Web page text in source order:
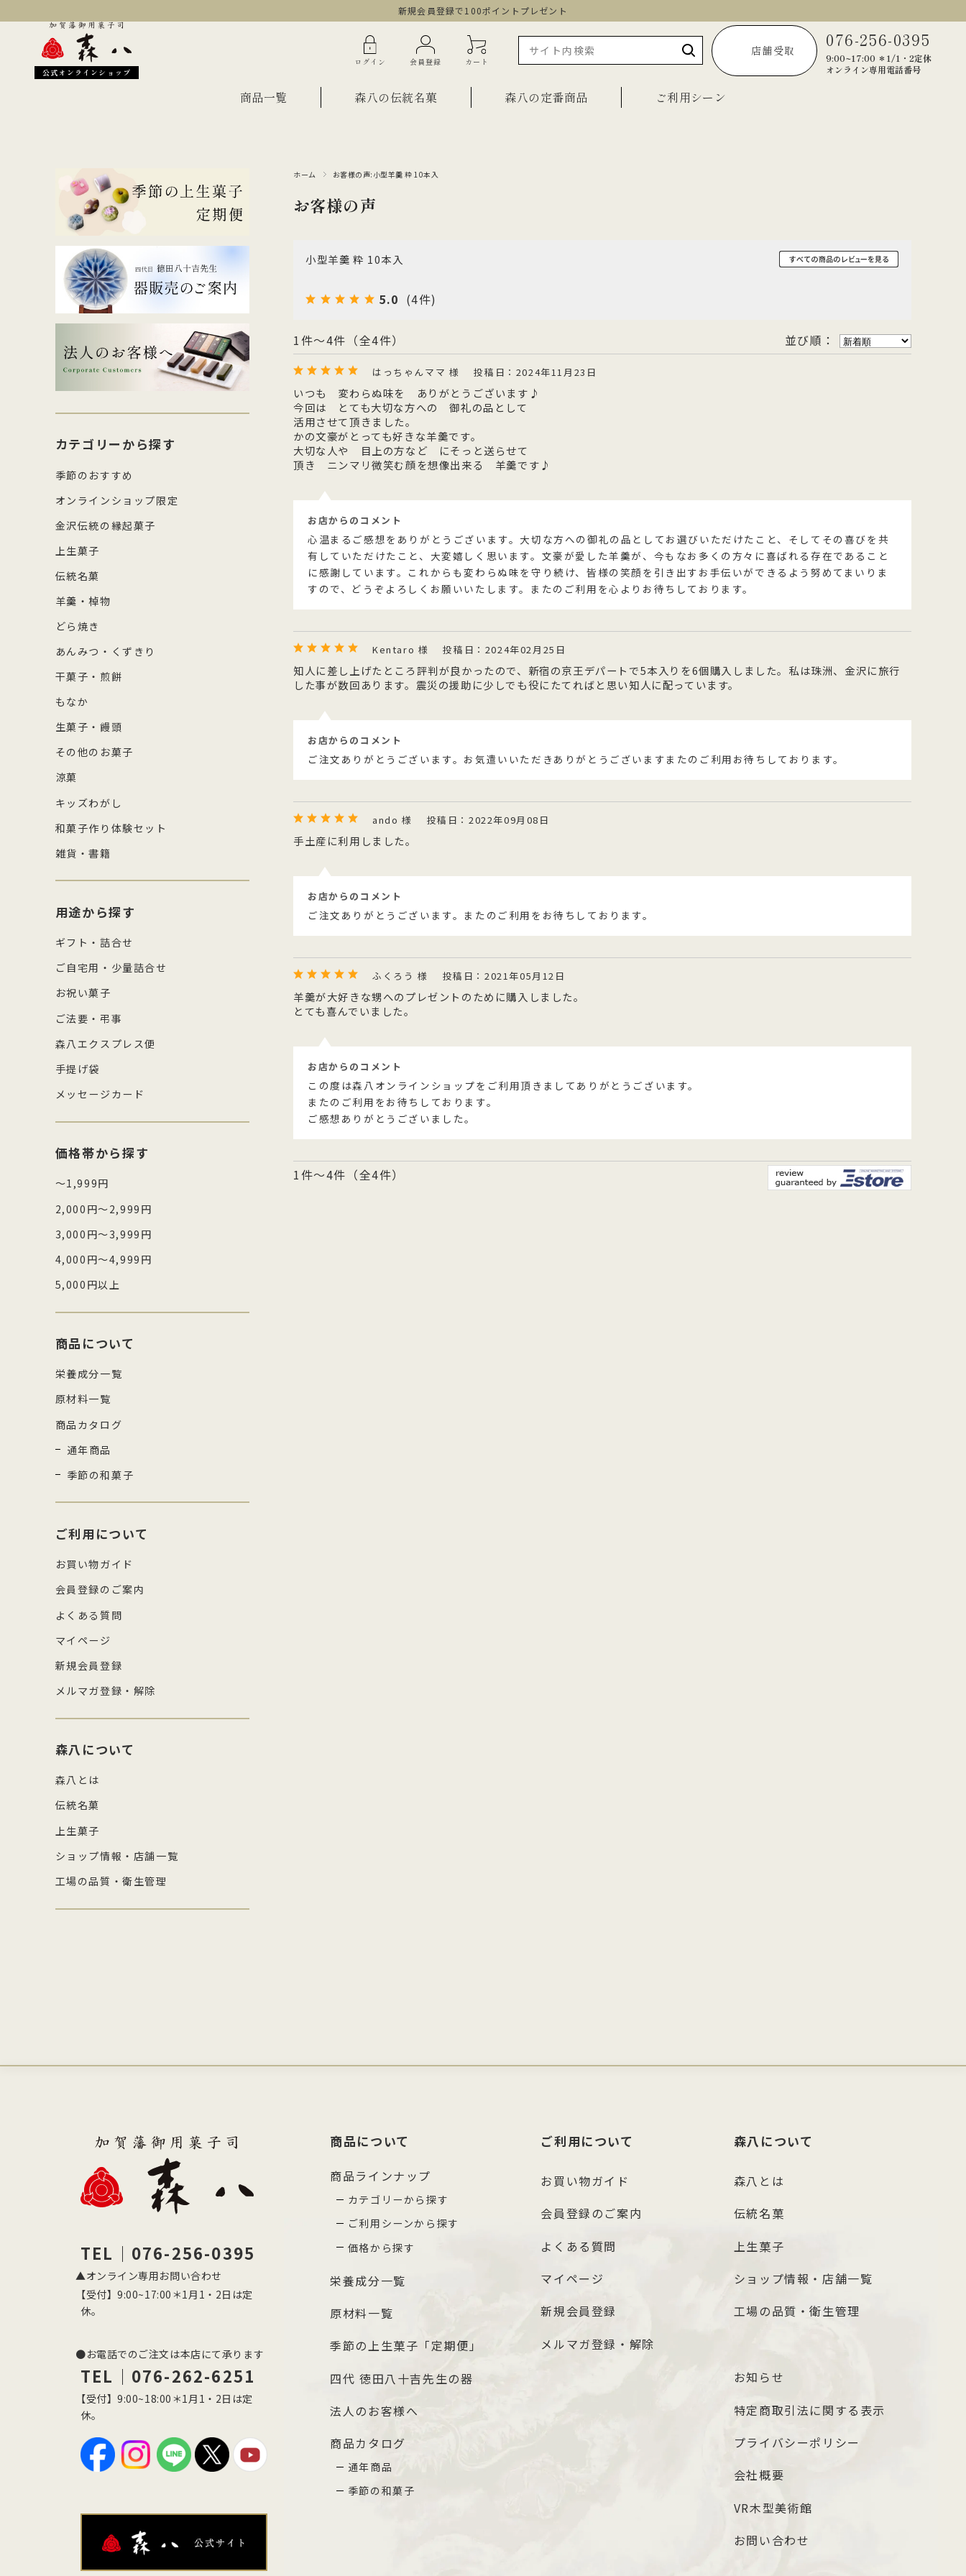
新規会員登録で100ポイントプレゼント
公式オンラインショップ
ログイン 会員登録 カート
店舗受取
076-256-0395
9:00~17:00 ＊1/1・2定休
オンライン専用電話番号
商品一覧
季節のおすすめ
金沢伝統の縁起菓子
上生菓子
伝統名菓
どら焼き
もなか
生菓子・饅頭
涼菓
キッズわがし
和菓子作り体験セット
雑貨・書籍
メディア掲載商品
4,000円～4,999円
森八の伝統名菓
長生殿
四百年間かわらぬ製法を守り続け日
本三名菓の随一と称えられておりま
す。
コクのあるこし餡を飴炊きのコシの
強い求肥で包み上げ、紅白の和三盆
糖を贅沢にまぶした森八の代表名
菓。
使用し、さっぱりとした上品な甘さ
が特徴です。４種類のサイズ展開を
ご用意。
森八の昔ながらの黒羊羹。玄と比較
して、米飴を贅沢に使用しており、
森八の定番商品
蛇玉もなか
森八の商標「蛇玉」を形にした、香
ばしい加賀のもなか種としっとりと
したこし餡が魅力
しっとりとしたもち皮に良質な国内
産小豆のつぶあんを包み込んだ人気
の森八定番菓子
羊羹「粋」は加賀金沢の天然の伏流
水と厳選素材を使用
400年の歴史を誇る「宝達葛」を用
いた、つるりとした爽やかなのどご
ご利用シーン
ギフト・詰合せ
ホーム お客様の声:小型羊羹 粋 10本入
お客様の声
小型羊羹 粋 10本入
5.0 (4件)
1件～4件（全4件） 並び順：
はっちゃんママ 様 投稿日：2024年11月23日
いつも 変わらぬ味を ありがとうございます♪
今回は とても大切な方への 御礼の品として
活用させて頂きました。
かの文豪がとっても好きな羊羹です。
大切な人や 目上の方など にそっと送らせて
頂き ニンマリ微笑む顔を想像出来る 羊羹です♪
お店からのコメント
心温まるご感想をありがとうございます。大切な方への御礼の品としてお選びいただけたこと、そしてその喜びを共
有していただけたこと、大変嬉しく思います。文豪が愛した羊羹が、今もなお多くの方々に喜ばれる存在であること
に感謝しています。これからも変わらぬ味を守り続け、皆様の笑顔を引き出すお手伝いができるよう努めてまいりま
すので、どうぞよろしくお願いいたします。またのご利用を心よりお待ちしております。
Kentaro 様 投稿日：2024年02月25日
知人に差し上げたところ評判が良かったので、新宿の京王デパートで5本入りを6個購入しました。私は珠洲、金沢に旅行
した事が数回あります。震災の援助に少しでも役にたてればと思い知人に配っています。
お店からのコメント
ご注文ありがとうございます。お気遣いいただきありがとうございますまたのご利用お待ちしております。
ando 様 投稿日：2022年09月08日
手土産に利用しました。
お店からのコメント
ご注文ありがとうございます。またのご利用をお待ちしております。
ふくろう 様 投稿日：2021年05月12日
羊羹が大好きな甥へのプレゼントのために購入しました。
とても喜んでいました。
お店からのコメント
この度は森八オンラインショップをご利用頂きましてありがとうございます。
またのご利用をお待ちしております。
ご感想ありがとうございました。
1件～4件（全4件）
カテゴリーから探す
季節のおすすめ
オンラインショップ限定
金沢伝統の縁起菓子
上生菓子
伝統名菓
羊羹・棹物
どら焼き
あんみつ・くずきり
干菓子・煎餅
もなか
生菓子・饅頭
その他のお菓子
涼菓
キッズわがし
和菓子作り体験セット
雑貨・書籍
用途から探す
ギフト・詰合せ
ご自宅用・少量詰合せ
お祝い菓子
ご法要・弔事
森八エクスプレス便
手提げ袋
メッセージカード
価格帯から探す
～1,999円
2,000円～2,999円
3,000円～3,999円
4,000円～4,999円
5,000円以上
商品について
栄養成分一覧
原材料一覧
商品カタログ
通年商品
季節の和菓子
ご利用について
お買い物ガイド
会員登録のご案内
よくある質問
マイページ
新規会員登録
メルマガ登録・解除
森八について
森八とは
伝統名菓
上生菓子
ショップ情報・店舗一覧
工場の品質・衛生管理
TEL｜076-256-0395
▲オンライン専用お問い合わせ
【受付】9:00~17:00＊1月1・2日は定
休。
●お電話でのご注文は本店にて承ります
TEL｜076-262-6251
【受付】9:00~18:00＊1月1・2日は定
休。
商品について
商品ラインナップ
カテゴリーから探す
ご利用シーンから探す
価格から探す
栄養成分一覧
原材料一覧
季節の上生菓子「定期便」
四代 徳田八十吉先生の器
法人のお客様へ
商品カタログ
通年商品
季節の和菓子
ご利用について
お買い物ガイド
会員登録のご案内
よくある質問
マイページ
新規会員登録
メルマガ登録・解除
森八について
森八とは
伝統名菓
上生菓子
ショップ情報・店舗一覧
工場の品質・衛生管理
お知らせ
特定商取引法に関する表示
プライバシーポリシー
会社概要
VR木型美術館
お問い合わせ